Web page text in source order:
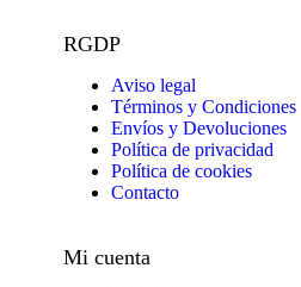
RGDP
Aviso legal
Términos y Condiciones
Envíos y Devoluciones
Política de privacidad
Política de cookies
Contacto
Mi cuenta